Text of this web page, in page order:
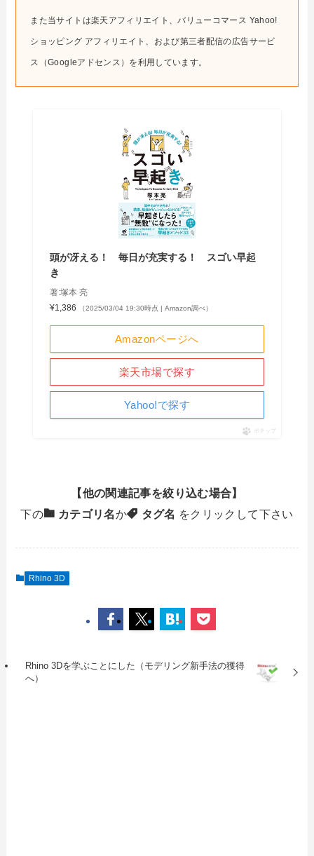
また当サイトは楽天アフィリエイト、バリューコマース Yahoo!
ショッピング アフィリエイト、および第三者配信の広告サービ
ス（Googleアドセンス）を利用しています。
頭が冴える！ 毎日が充実する！ スゴい早起
き
著:塚本 亮
¥1,386
（2025/03/04 19:30時点 | Amazon調べ）
Amazonページへ
楽天市場で探す
Yahoo!で探す
ポチップ
【他の関連記事を絞り込む場合】
下の
カテゴリ名か タグ名 をクリックして下さい
Rhino 3D
Rhino 3Dを学ぶことにした（モデリング新手法の獲得
へ）